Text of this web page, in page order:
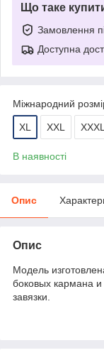
Що таке
Замовлення
Доступна
Міжнародний
XL XXL XXXL
В наявності
Опис
Опис
Модель
боковых кармана
завязки.